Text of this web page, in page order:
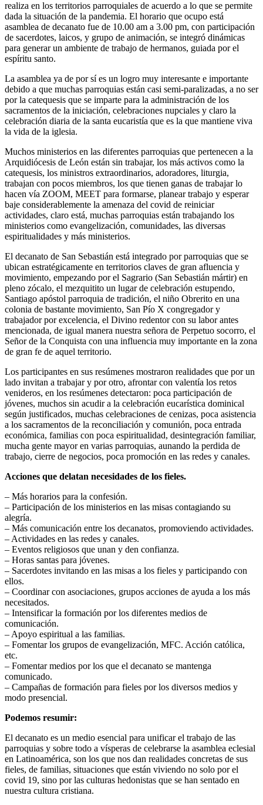
realiza en los territorios parroquiales de acuerdo a lo que se permite
dada la situación de la pandemia. El horario que ocupo está
asamblea de decanato fue de 10.00 am a 3.00 pm, con participación
de sacerdotes, laicos, y grupo de animación, se integró dinámicas
para generar un ambiente de trabajo de hermanos, guiada por el
espíritu santo.
La asamblea ya de por sí es un logro muy interesante e importante
debido a que muchas parroquias están casi semi-paralizadas, a no ser
por la catequesis que se imparte para la administración de los
sacramentos de la iniciación, celebraciones nupciales y claro la
celebración diaria de la santa eucaristía que es la que mantiene viva
la vida de la iglesia.
Muchos ministerios en las diferentes parroquias que pertenecen a la
Arquidiócesis de León están sin trabajar, los más activos como la
catequesis, los ministros extraordinarios, adoradores, liturgia,
trabajan con pocos miembros, los que tienen ganas de trabajar lo
hacen vía ZOOM, MEET para formarse, planear trabajo y esperar
baje considerablemente la amenaza del covid de reiniciar
actividades, claro está, muchas parroquias están trabajando los
ministerios como evangelización, comunidades, las diversas
espiritualidades y más ministerios.
El decanato de San Sebastián está integrado por parroquias que se
ubican estratégicamente en territorios claves de gran afluencia y
movimiento, empezando por el Sagrario (San Sebastián mártir) en
pleno zócalo, el mezquitito un lugar de celebración estupendo,
Santiago apóstol parroquia de tradición, el niño Obrerito en una
colonia de bastante movimiento, San Pío X congregador y
trabajador por excelencia, el Divino redentor con su labor antes
mencionada, de igual manera nuestra señora de Perpetuo socorro, el
Señor de la Conquista con una influencia muy importante en la zona
de gran fe de aquel territorio.
Los participantes en sus resúmenes mostraron realidades que por un
lado invitan a trabajar y por otro, afrontar con valentía los retos
venideros, en los resúmenes detectaron: poca participación de
jóvenes, muchos sin acudir a la celebración eucarística dominical
según justificados, muchas celebraciones de cenizas, poca asistencia
a los sacramentos de la reconciliación y comunión, poca entrada
económica, familias con poca espiritualidad, desintegración familiar,
mucha gente mayor en varias parroquias, aunando la perdida de
trabajo, cierre de negocios, poca promoción en las redes y canales.
Acciones que delatan necesidades de los fieles.
– Más horarios para la confesión.
– Participación de los ministerios en las misas contagiando su
alegría.
– Más comunicación entre los decanatos, promoviendo actividades.
– Actividades en las redes y canales.
– Eventos religiosos que unan y den confianza.
– Horas santas para jóvenes.
– Sacerdotes invitando en las misas a los fieles y participando con
ellos.
– Coordinar con asociaciones, grupos acciones de ayuda a los más
necesitados.
– Intensificar la formación por los diferentes medios de
comunicación.
– Apoyo espiritual a las familias.
– Fomentar los grupos de evangelización, MFC. Acción católica,
etc.
– Fomentar medios por los que el decanato se mantenga
comunicado.
– Campañas de formación para fieles por los diversos medios y
modo presencial.
Podemos resumir:
El decanato es un medio esencial para unificar el trabajo de las
parroquias y sobre todo a vísperas de celebrarse la asamblea eclesial
en Latinoamérica, son los que nos dan realidades concretas de sus
fieles, de familias, situaciones que están viviendo no solo por el
covid 19, sino por las culturas hedonistas que se han sentado en
nuestra cultura cristiana.